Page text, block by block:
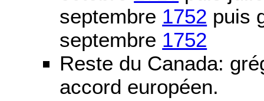
septembre 1752 puis
septembre 1752
Reste du Canada:
accord européen.